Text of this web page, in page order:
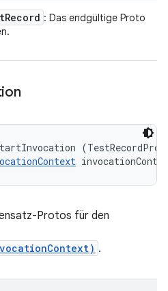
Record : Das endgültige Proto
Protos für den
.